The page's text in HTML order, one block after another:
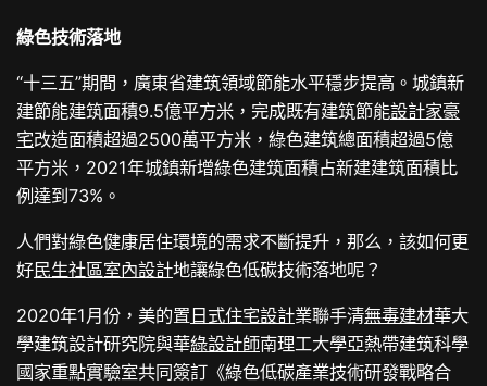
綠色技術落地
“十三五”期間，廣東省建筑領域節能水平穩步提高。城鎮新
建節能建筑面積9.5億平方米，完成既有建筑節能設計家豪
宅改造面積超過2500萬平方米，綠色建筑總面積超過5億
平方米，2021年城鎮新增綠色建筑面積占新建建筑面積比
例達到73%。
人們對綠色健康居住環境的需求不斷提升，那么，該如何更
好民生社區室內設計地讓綠色低碳技術落地呢？
2020年1月份，美的置 日式住宅設計業聯手清無毒建材華大
學建筑設計研究院與華綠設計師南理工大學亞熱帶建筑科學
國家重點實驗室共同簽訂《綠色低碳產業技術研發戰略合